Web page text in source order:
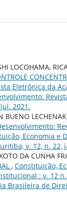
LOCOHAMA,
Eletrônica da
2021.
BUENO
Economia e
v. 12, n. 22,
DA CUNHA
, Constituição,
: v. 12
Brasileira de